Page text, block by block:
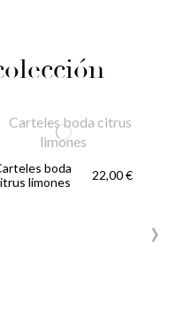
boda
limones
22,00 €
›